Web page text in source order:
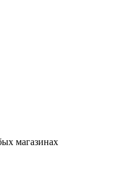
магазинах